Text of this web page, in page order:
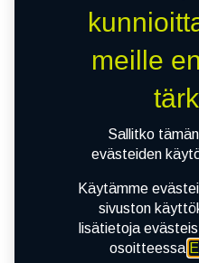
meille
Sallitko
evästeiden
Käytämme
sivuston
lisätietoja
osoitteessa